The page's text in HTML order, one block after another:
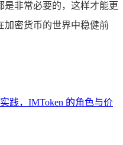
是非常必要的，这样才能更
加密货币的世界中稳健前
践，IMToken 的角色与价